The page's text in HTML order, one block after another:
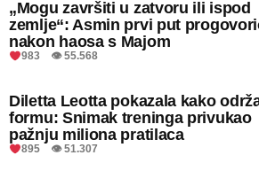
„Mogu završiti u zatvoru ili ispod
zemlje“: Asmin prvi put
nakon haosa s Majom
983 👁 55.568
Diletta Leotta pokazala kako
formu: Snimak treninga privukao
pažnju miliona pratilaca
895 👁 51.307